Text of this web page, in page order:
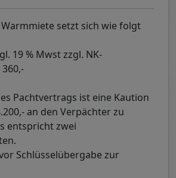
setzt sich wie folgt
19 % Mwst zzgl. NK-
Pachtvertrags ist eine Kaution
an den Verpächter zu
entspricht zwei
Schlüsselübergabe zur